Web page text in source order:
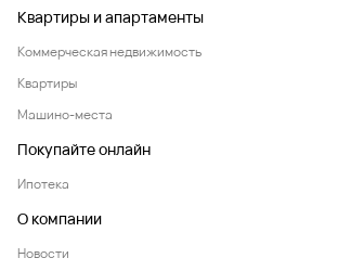
Квартиры и апартаменты
Коммерческая недвижимость
Квартиры
Машино-места
Покупайте онлайн
Ипотека
О компании
Новости